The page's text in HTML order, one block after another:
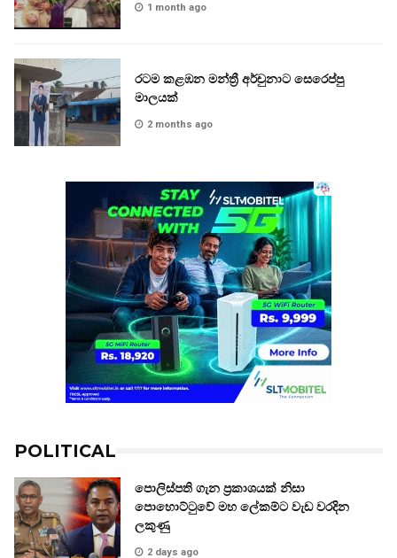
1 month ago
රටම කළඹන මන්ත්‍රී අර්චුනාට සෙරෙප්පු
මාලයක්
2 months ago
POLITICAL
පොලිස්පති ගැන ප්‍රකාශයක් නිසා
පොහොට්ටුවේ මහ ලේකම්ට වැඩ වරදින
ලකුණු
2 days ago